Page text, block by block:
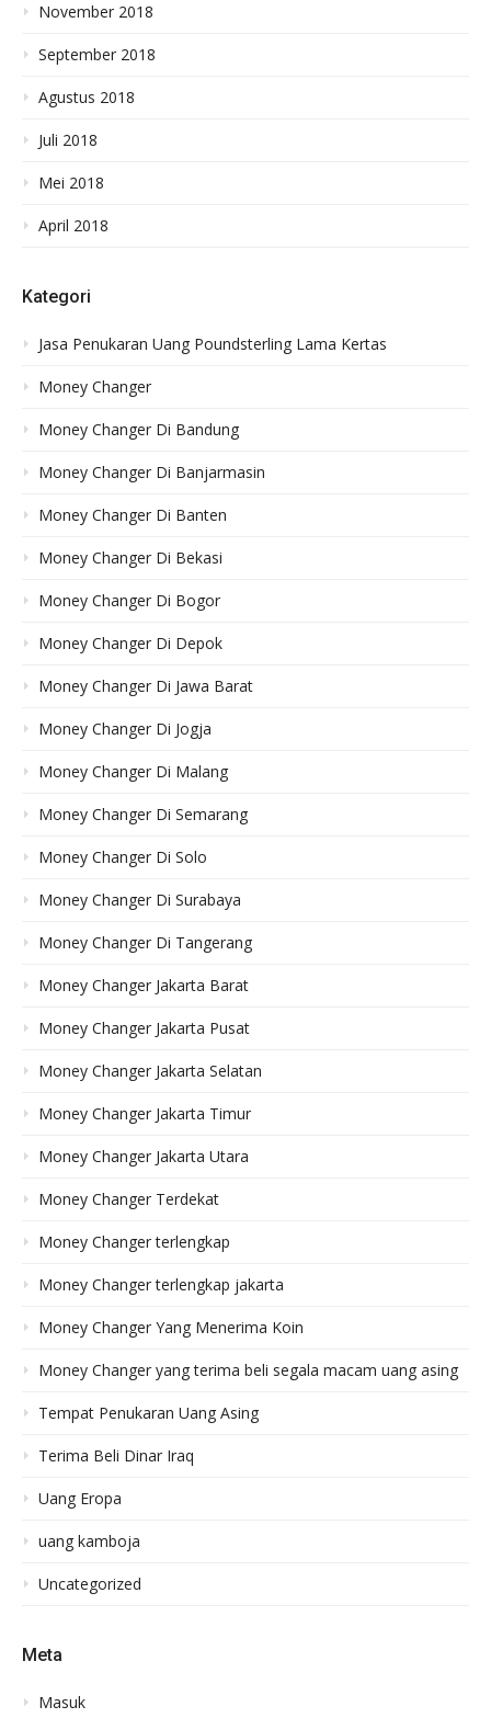
November 2018
September 2018
Agustus 2018
Juli 2018
Mei 2018
April 2018
Kategori
Jasa Penukaran Uang Poundsterling Lama Kertas
Money Changer
Money Changer Di Bandung
Money Changer Di Banjarmasin
Money Changer Di Banten
Money Changer Di Bekasi
Money Changer Di Bogor
Money Changer Di Depok
Money Changer Di Jawa Barat
Money Changer Di Jogja
Money Changer Di Malang
Money Changer Di Semarang
Money Changer Di Solo
Money Changer Di Surabaya
Money Changer Di Tangerang
Money Changer Jakarta Barat
Money Changer Jakarta Pusat
Money Changer Jakarta Selatan
Money Changer Jakarta Timur
Money Changer Jakarta Utara
Money Changer Terdekat
Money Changer terlengkap
Money Changer terlengkap jakarta
Money Changer Yang Menerima Koin
Money Changer yang terima beli segala macam uang asing
Tempat Penukaran Uang Asing
Terima Beli Dinar Iraq
Uang Eropa
uang kamboja
Uncategorized
Meta
Masuk